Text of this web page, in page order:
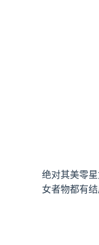
绝对其美零
女者物都有